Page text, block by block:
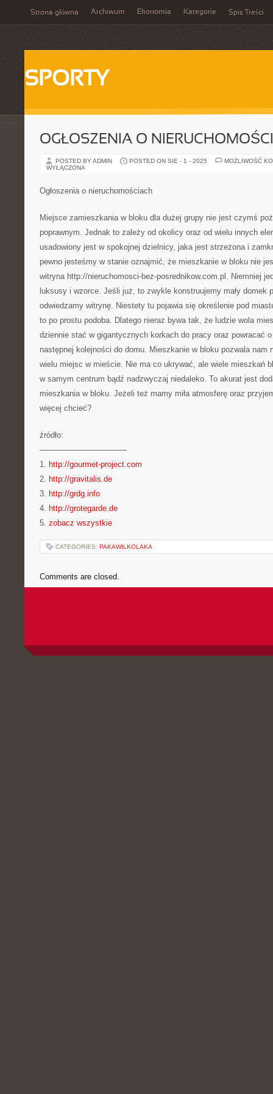
Strona główna Archiwum Ekonomia Kategorie Spis Treści
SPORTY
OGŁOSZENIA O
POSTED BY ADMIN POSTED ON SIE - 1 - 2025
MOŻLIWOŚĆ
WYŁĄCZONA
Ogłoszenia o nieruchomościach
Miejsce zamieszkania w bloku dla dużej grupy nie jest czymś
poprawnym. Jednak to zależy od okolicy oraz od wielu innych
usadowiony jest w spokojnej dzielnicy, jaka jest strzeżona i
pewno jesteśmy w stanie oznajmić, że mieszkanie w bloku nie
witryna http://nieruchomosci-bez-posrednikow.com.pl. Niemniej
luksusy i wzorce. Jeśli już, to zwykle konstruujemy mały domek
odwiedzamy witrynę. Niestety tu pojawia się określenie pod
to po prostu podoba. Dlatego nieraz bywa tak, że ludzie wola
dziennie stać w gigantycznych korkach do pracy oraz powracać
następnej kolejności do domu. Mieszkanie w bloku pozwala nam
wielu miejsc w mieście. Nie ma co ukrywać, ale wiele mieszkań
w samym centrum bądź nadzwyczaj niedaleko. To akurat jest
mieszkania w bloku. Jeżeli też mamy miła atmosferę oraz
więcej chcieć?
źródło:
———————————
1. http://gourmet-project.com
2. http://gravitalis.de
3. http://grdg.info
4. http://grotegarde.de
5. zobacz wszystkie
CATEGORIES: PAKAWILKOLAKA
Comments are closed.